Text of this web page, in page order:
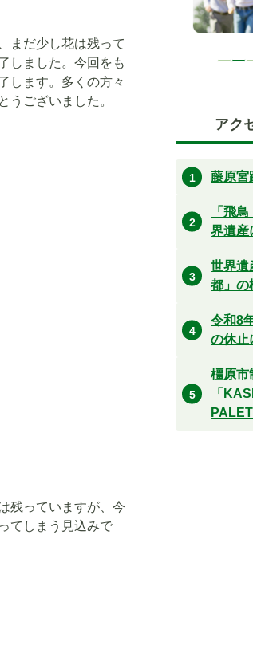
まだ少し花は残って
しました。今回をも
します。多くの方々
うございました。
残っていますが、今
てしまう見込みで
アク
藤原宮
「飛
界遺産
世界遺
都」の
令和8
の休止
橿原市
「